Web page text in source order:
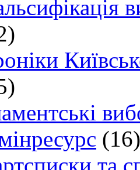
(16)
та